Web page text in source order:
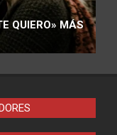
QUIERO» MÁS